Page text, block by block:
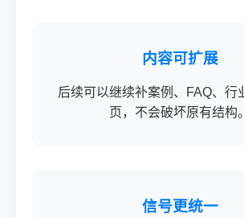
内容可扩展
后续可以继续补案例、FAQ、行
页，不会破坏原有结构。
信号更统一